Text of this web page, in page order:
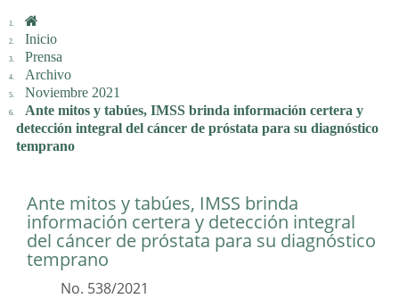
Inicio
Prensa
Archivo
Noviembre 2021
Ante mitos y tabúes, IMSS brinda información certera y
detección integral del cáncer de próstata para su diagnóstico
temprano
Ante mitos y tabúes, IMSS brinda
información certera y detección integral
del cáncer de próstata para su diagnóstico
temprano
No. 538/2021